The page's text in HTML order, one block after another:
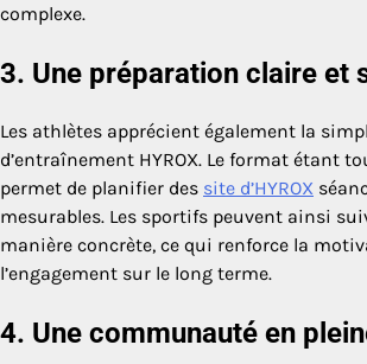
complexe.
3. Une préparation claire et
Les athlètes apprécient également la
d’entraînement HYROX. Le format étant
permet de planifier des site d’HYROX
mesurables. Les sportifs peuvent ainsi
manière concrète, ce qui renforce la
l’engagement sur le long terme.
4. Une communauté en